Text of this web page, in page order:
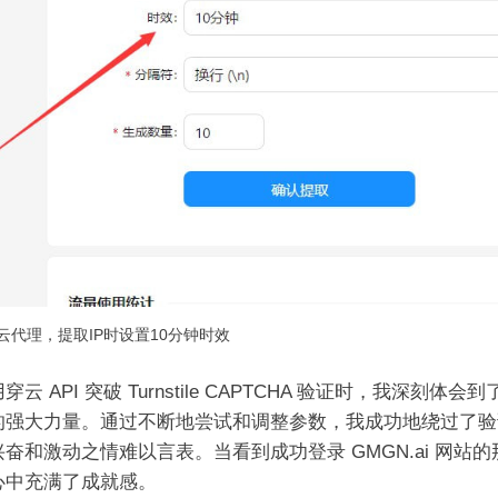
代理，提取IP时设置10分钟时效
穿云 API 突破 Turnstile CAPTCHA 验证时，我深刻体会到
强大力量。通过不断地尝试和调整参数，我成功地绕过了验
奋和激动之情难以言表。当看到成功登录 GMGN.ai 网站的
充满了成就感。